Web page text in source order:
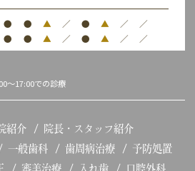
● ● ▲ ／ ● ▲ ／ ／
● ● ▲ ／ ● ▲ ／ ／
～17:00での診療
紹介
院長・スタッフ紹介
一般歯科 歯周病治療
予防処置
審美治療 入れ歯
口腔外科